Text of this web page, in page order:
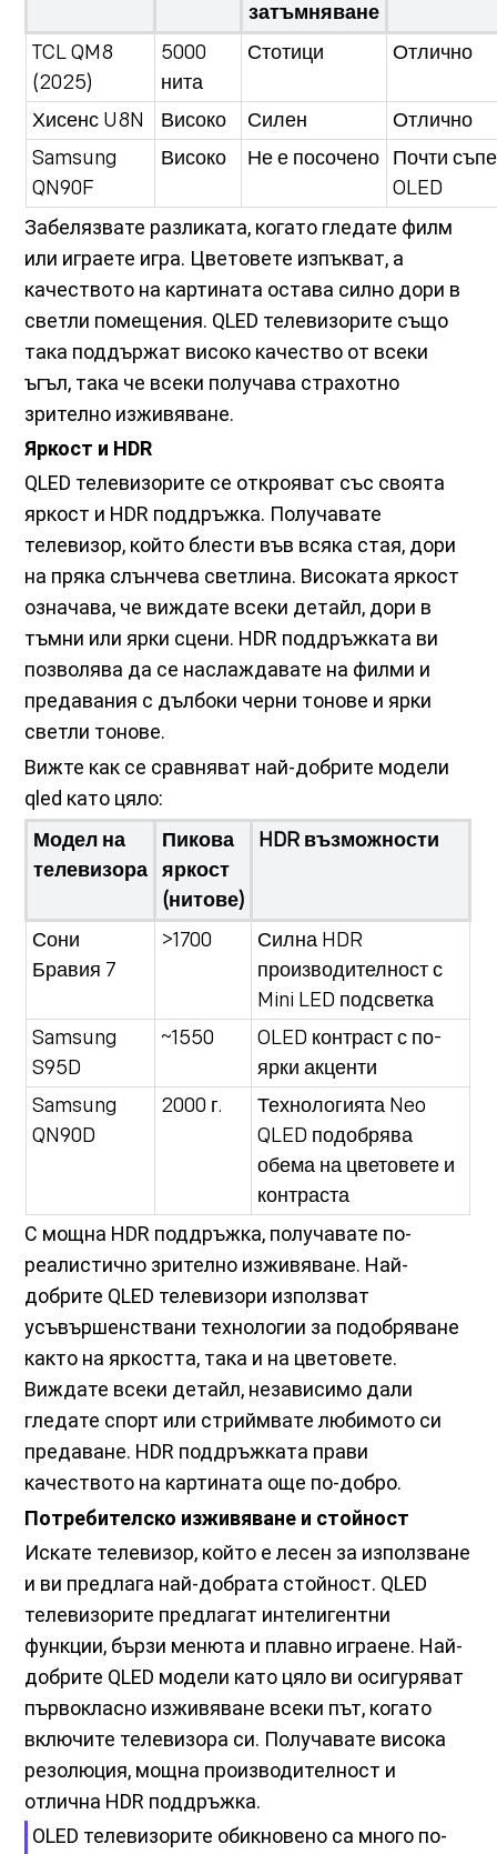
затъмняване
TCL QM8
(2025)
5000
нита
Стотици Отлично
Хисенс U8N Високо Силен
Отлично
Samsung
QN90F
Високо Не е посочено
Почти
OLED
Забелязвате разликата, когато гледате филм
или играете игра. Цветовете изпъкват, а
качеството на картината остава силно дори в
светли помещения. QLED телевизорите също
така поддържат високо качество от всеки
ъгъл, така че всеки получава страхотно
зрително изживяване.
Яркост и HDR
QLED телевизорите се открояват със своята
яркост и HDR поддръжка. Получавате
телевизор, който блести във всяка стая, дори
на пряка слънчева светлина. Високата яркост
означава, че виждате всеки детайл, дори в
тъмни или ярки сцени. HDR поддръжката ви
позволява да се наслаждавате на филми и
предавания с дълбоки черни тонове и ярки
светли тонове.
Вижте как се сравняват най-добрите модели
qled като цяло:
Модел на
телевизора
Пикова
яркост
(нитове)
HDR възможности
Сони
Бравия 7
>1700
Силна HDR
производителност с
Mini LED подсветка
Samsung
S95D
~1550
OLED контраст с по-
ярки акценти
Samsung
QN90D
2000 г.
Технологията Neo
QLED подобрява
обема на цветовете и
контраста
С мощна HDR поддръжка, получавате по-
реалистично зрително изживяване. Най-
добрите QLED телевизори използват
усъвършенствани технологии за подобряване
както на яркостта, така и на цветовете.
Виждате всеки детайл, независимо дали
гледате спорт или стриймвате любимото си
предаване. HDR поддръжката прави
качеството на картината още по-добро.
Потребителско изживяване и стойност
Искате телевизор, който е лесен за използване
и ви предлага най-добрата стойност. QLED
телевизорите предлагат интелигентни
функции, бързи менюта и плавно играене. Най-
добрите QLED модели като цяло ви осигуряват
първокласно изживяване всеки път, когато
включите телевизора си. Получавате висока
резолюция, мощна производителност и
отлична HDR поддръжка.
OLED телевизорите обикновено са много по-